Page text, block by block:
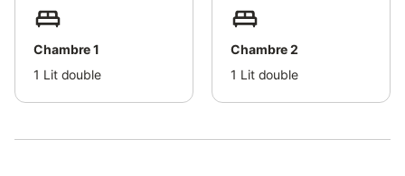
Chambre 1
1 Lit double
Chambre 2
1 Lit double